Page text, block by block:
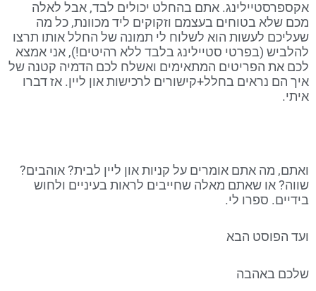
אקספרסטיילינג. אתם בהחלט יכולים לבד, אבל לאלה
מכם שלא בטוחים בעצמם וזקוקים ליד מכוונת, כל מה
שעליכם לעשות הוא לשלוח לי תמונה של החלל אותו תרצו
להלביש (בפרטי סטיילינג בלבד ללא רהיטים!), אני אמצא
לכם את הפריטים המתאימים ואשלח לכם הדמיה קטנה של
איך הם נראים בחלל+קישורים לרכישות און ליין. אז דברו
איתי.
ואתם, מה אתם אומרים על קניות און ליין לבית? אוהבים?
שווה? או שאתם מאלה שחייבים לראות בעיניים ולחוש
בידיים. ספרו לי.
ועד הפוסט הבא
שלכם באהבה